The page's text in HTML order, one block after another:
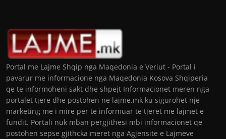
Portal me Lajme Shqip nga Maqedonia e Veriut - Portal i
pavarur me informacione nga Maqedonia Kosova Shqiperia
qe te informoheni sakt dhe shpejt Informacionet meren nga
portalet tjere dhe postohen ne lajme.mk ku sigurohet nje
marketing me i mire per te informuar te tjeret me lajmet e
fundit. Portali nuk mban pergjithesi mbi informacionet qe
postohen sepse gjithcka meret nga Agjensite e Lajmeve